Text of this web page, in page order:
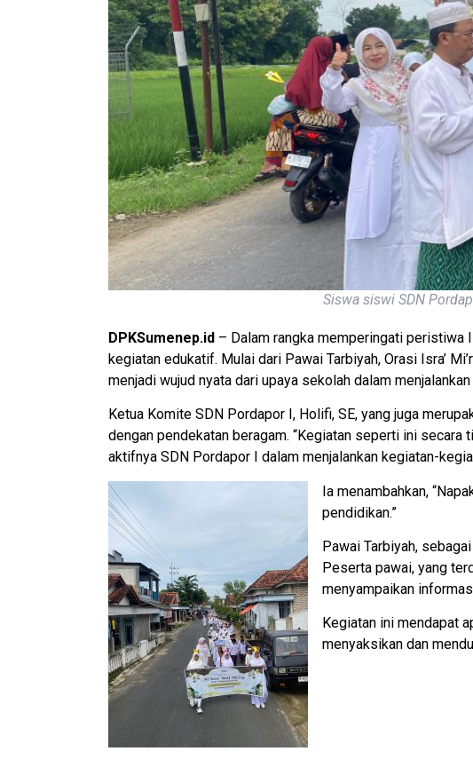
Siswa siswi SDN
DPKSumenep.id – Dalam rangka memperingati peristiwa
kegiatan edukatif. Mulai dari Pawai Tarbiyah, Orasi Isra’
menjadi wujud nyata dari upaya sekolah dalam
Ketua Komite SDN Pordapor I, Holifi, SE, yang juga
dengan pendekatan beragam. “Kegiatan seperti ini
aktifnya SDN Pordapor I dalam menjalankan kegiatan-
Ia menambahkan,
pendidikan.”
Pawai Tarbiyah,
Peserta pawai, yang
menyampaikan
Kegiatan ini mendapat
menyaksikan dan